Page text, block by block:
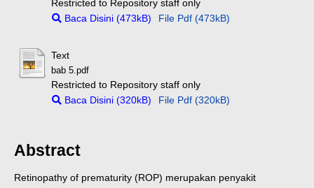
Restricted to Repository staff only
Baca Disini (473kB)
File Pdf (473kB)
Text
bab 5.pdf
Restricted to Repository staff only
Baca Disini (320kB)
File Pdf (320kB)
Abstract
Retinopathy of prematurity (ROP) merupakan penyakit